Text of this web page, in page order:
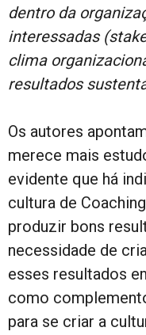
dentro da
interessadas
clima
resultados
Os autores
merece mais
evidente que há
cultura de
produzir bons
necessidade de
esses resultados
como
para se criar a